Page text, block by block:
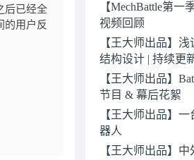
后已经全
的用户反
【MechBattle第一
视频回顾
【王大师出品】
结构设计 | 持续更
【王大师出品】
节目 & 幕后花絮
【王大师出品】
器人
【王大师出品】